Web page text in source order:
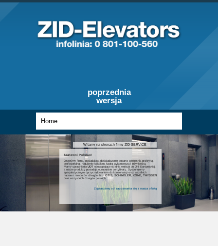
poprzednia
wersja
Witamy na stronach firmy ZID-SERVICE
Szanowni Państwo!
Jesteśmy firmą, posiadającą doświadczenie poparte wieloletnią praktyką,
profesjonalną, regularnie szkoloną kadrą wykonawczą i inżynierską.
Mamy uprawnieniaUDT obowiązujące od dnia wejścia do Unii Europejskiej,
a nasze produkty posiadają europejskie certyfikaty. Dysponujemy
specjalistycznym oprzyrządowaniem do konserwacji oraz wszelkich
napraw i remontów dźwigów firmOTIS, SCHINDLER, KONE, THYSSEN
oraz wszystkich dźwigów polskich.
Zapraszamy od zapoznania się z nasza ofertą